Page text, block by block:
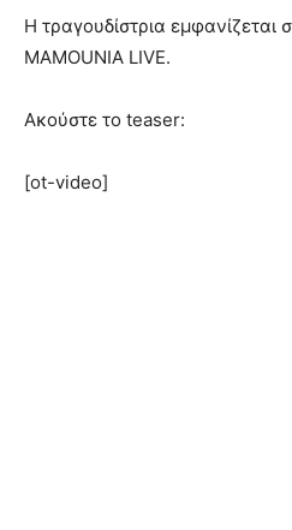
Η τραγουδίστρια εμφανίζεται
MAMOUNIA LIVE.
Ακούστε το teaser:
[ot-video]